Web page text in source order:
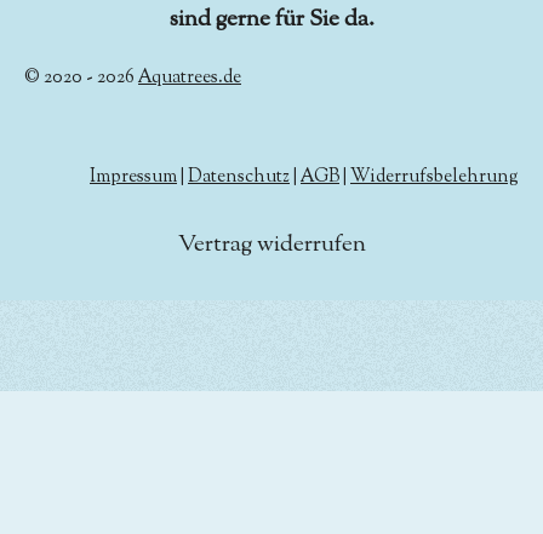
sind gerne für Sie da.
© 2020 - 2026Aquatrees.de
Impressum Datenschutz AGB Widerrufsbelehrung
Vertrag widerrufen